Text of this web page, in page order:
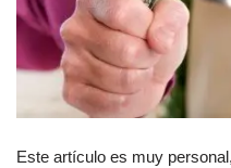
Este artículo es muy